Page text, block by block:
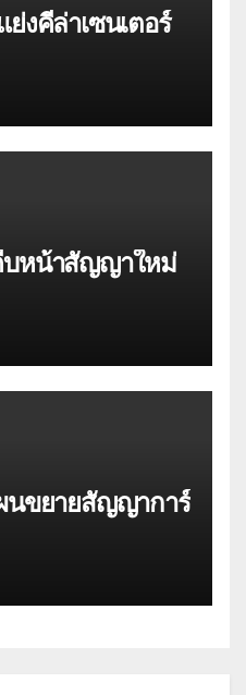
งคีล่าเซนเตอร์
บหน้าสัญญาใหม่
นขยายสัญญาการ์